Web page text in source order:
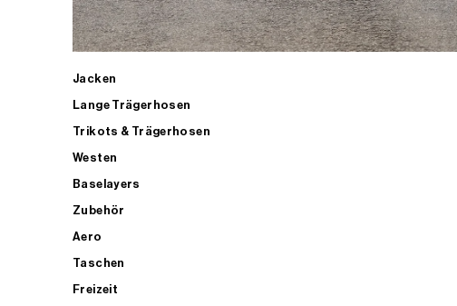
Jacken
Lange Trägerhosen
Trikots & Trägerhosen
Westen
Baselayers
Zubehör
Aero
Taschen
Freizeit